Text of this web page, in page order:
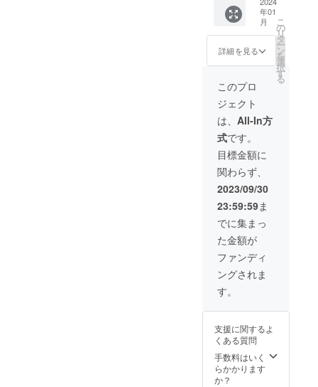
画のリ
ンクを
メール
らせて
いただ
す。
（YouT
ubeにて
限定公
はでき
かねま
す。動
画のリ
ンクを
らせて
きま
す。
ubeにて
限定公
開）
お礼の
メッ
セー
ジ・出
演者か
画（特
あり）
とイベ
ント写
真を使
用した
手書き
のメッ
セージ
を送ら
せてい
ただき
ます※お
礼の動
画内で
お一人
前をお
呼びす
ること
はでき
かねま
す。動
分〜15
分ほど
の動画
にして
沖縄サ
のチャ
ンネル
で投稿
しま
す。そ
の動画
内にて
スポン
サー名
を文字
にて紹
介しま
す。）
（11月
投稿予
定） ・
ティガ
ニー
イベン
動画の
エンド
ロール
にスポ
など ・
ティガ
ニー
フェス
2023の
ト制作
動画の
エンド
ロール
にスポ
ンサー
名を記
載いた
します
※支援
時、必
ず備考
欄に掲
載を希
望され
るお名
前をご
記入く
掲載方
30秒ほ
どの動
画のエ
ンド
年01
月
詳細を見る
こ
の
リ
タ
ー
ン
を
選
択
す
る
このプロ
ジェクト
は、 All-In方
式です。
目標金額に
関わらず、
2023/09/30
23:59:59ま
でに集まっ
た金額が
ファンディ
ングされま
す。
支援に関するよ
くある質問
手数料はいく
らかかります
か？